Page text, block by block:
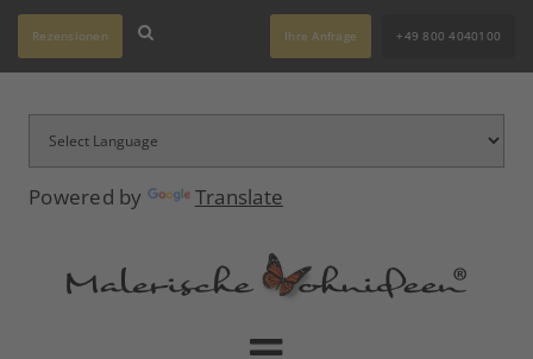
Powered by Translate
Rezensionen Ihre Anfrage +49 800 4040100